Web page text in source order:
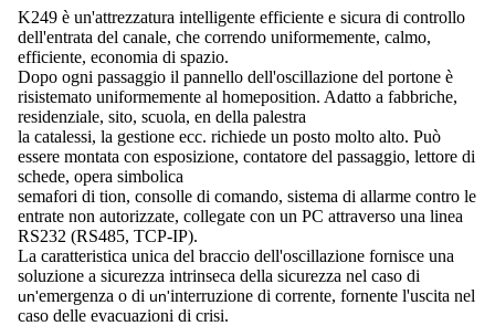
K249 è un'attrezzatura intelligente efficiente e sicura di controllo
dell'entrata del canale, che correndo uniformemente, calmo,
efficiente, economia di spazio.
Dopo ogni passaggio il pannello dell'oscillazione del portone è
risistemato uniformemente al homeposition. Adatto a fabbriche,
residenziale, sito, scuola, en della palestra
la catalessi, la gestione ecc. richiede un posto molto alto. Può
essere montata con esposizione, contatore del passaggio, lettore di
schede, opera simbolica
semafori di tion, consolle di comando, sistema di allarme contro le
entrate non autorizzate, collegate con un PC attraverso una linea
RS232 (RS485, TCP-IP).
La caratteristica unica del braccio dell'oscillazione fornisce una
soluzione a sicurezza intrinseca della sicurezza nel caso di
un'emergenza o di un'interruzione di corrente, fornente l'uscita nel
caso delle evacuazioni di crisi.